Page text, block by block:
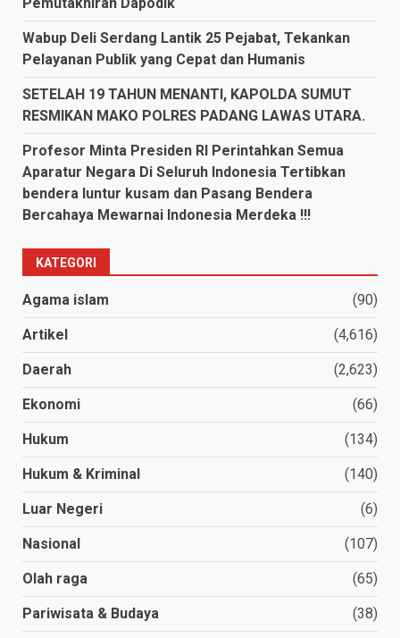
Wabup Deli Serdang Lantik 25 Pejabat, Tekankan
Pelayanan Publik yang Cepat dan Humanis
SETELAH 19 TAHUN MENANTI, KAPOLDA SUMUT
RESMIKAN MAKO POLRES PADANG LAWAS UTARA.
Profesor Minta Presiden RI Perintahkan Semua
Aparatur Negara Di Seluruh Indonesia Tertibkan
bendera luntur kusam dan Pasang Bendera
Bercahaya Mewarnai Indonesia Merdeka !!!
KATEGORI
Agama islam (90)
Artikel (4,616)
Daerah (2,623)
Ekonomi (66)
Hukum (134)
Hukum & Kriminal (140)
Luar Negeri (6)
Nasional (107)
Olah raga (65)
Pariwisata & Budaya (38)